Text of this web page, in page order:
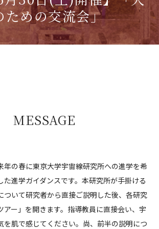
ための交流会」
MESSAGE
の春に東京大学宇宙線研究所への進学を希
た進学ガイダンスです。本研究所が手掛ける
ついて研究者から直接ご説明した後、各研究
アー」を開きます。指導教員に直接会い、宇
を肌で感じてください。尚、前半の説明につ